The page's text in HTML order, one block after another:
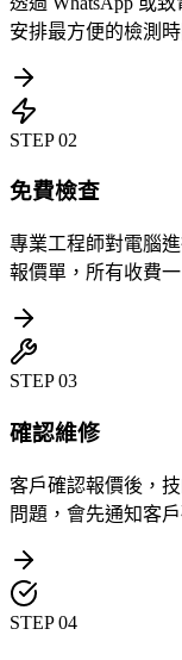
安排最方便的檢測時
STEP02
免費檢查
專業工程師對電腦
報價單，所有收費一
STEP03
確認維修
客戶確認報價後，
問題，會先通知客
STEP04